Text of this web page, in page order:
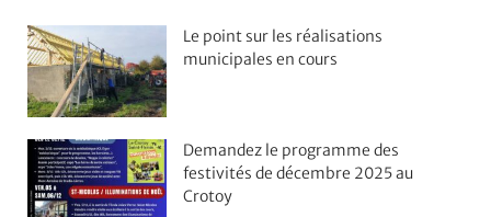
Le point sur les réalisations
municipales en cours
Demandez le programme des
festivités de décembre 2025 au
Crotoy